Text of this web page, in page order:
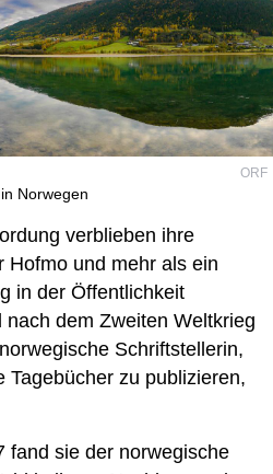
ORF
Norwegen
verblieben ihre
Hofmo und mehr als ein
in der Öffentlichkeit
dem Zweiten Weltkrieg
Schriftstellerin,
Tagebücher zu publizieren,
fand sie der norwegische